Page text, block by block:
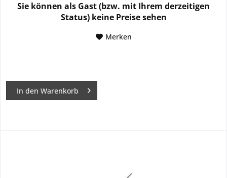
Sie können als Gast (bzw. mit Ihrem derzeitigen
Status) keine Preise sehen
Merken
In den Warenkorb